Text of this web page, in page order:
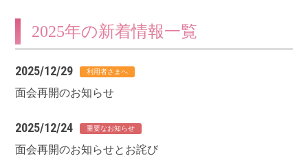
2025年の新着情報一覧
2025/12/29
面会再開のお知らせ
2025/12/24
面会再開のお知らせとお詫び